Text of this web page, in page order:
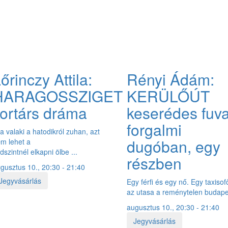
Attila:
dráma
valaki a hatodikról zuhan, azt
lehet a
elkapni ölbe ...
10., 20:30 - 21:40
Rényi Ádám:
KERÜLŐÚT
keserédes
forgalmi
dugóban, egy
részben
Egy férfi és egy nő. Egy
az utasa a reménytelen
augusztus 10., 20:30 - 21:40
Jegyvásárlás